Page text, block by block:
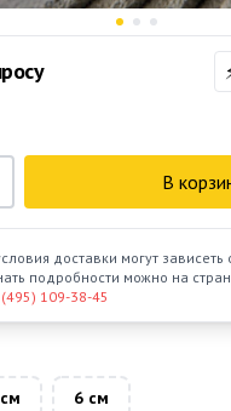
В
доставки могут
подробности можно на
(495) 109-38-45
6 см